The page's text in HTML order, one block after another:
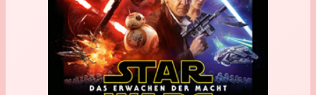
W
a
r
s
E